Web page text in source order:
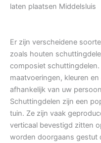
laten plaatsen Middelsluis
Er zijn verscheidene
zoals houten
composiet
maatvoeringen, kleuren
afhankelijk van uw
Schuttingdelen zijn een
tuin. Ze zijn vaak
verticaal bevestigd zitten
worden doorgaans gestut